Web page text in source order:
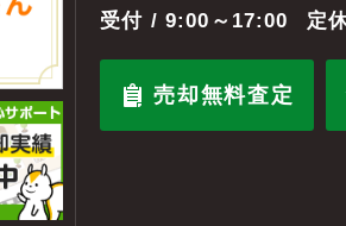
受付 / 9:00～17:00 定
売却無料査定